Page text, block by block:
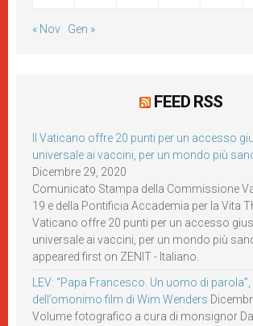
« Nov Gen »
FEED RSS
Il Vaticano offre 20 punti per un accesso
universale ai vaccini, per un mondo più
Dicembre 29, 2020
Comunicato Stampa della Commissione
19 e della Pontificia Accademia per la Vita
Vaticano offre 20 punti per un accesso
universale ai vaccini, per un mondo più
appeared first on ZENIT - Italiano.
LEV: “Papa Francesco. Un uomo di
dell’omonimo film di Wim Wenders
Volume fotografico a cura di monsignor